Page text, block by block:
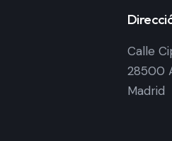
Calle
28500
Madrid